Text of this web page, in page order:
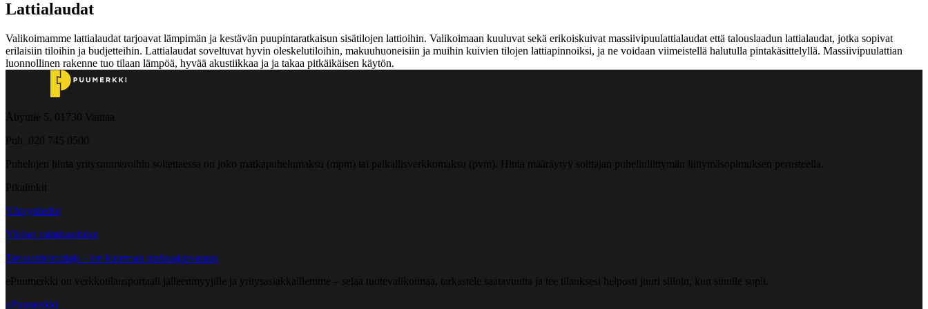
Lattialaudat
Valikoimamme lattialaudat tarjoavat lämpimän ja kestävän puupintaratkaisun sisätilojen lattioihin. Valikoimaan kuuluvat sekä erikoiskuivat massiivipuulattialaudat että talouslaadun lattialaudat, jotka sopivat
erilaisiin tiloihin ja budjetteihin. Lattialaudat soveltuvat hyvin oleskelutiloihin, makuuhuoneisiin ja muihin kuivien tilojen lattiapinnoiksi, ja ne voidaan viimeistellä halutulla pintakäsittelyllä. Massiivipuulattian
luonnollinen rakenne tuo tilaan lämpöä, hyvää akustiikkaa ja ja takaa pitkäikäisen käytön.
Åbyntie 5, 01730 Vantaa
Puh. 020 745 0500
Puhelujen hinta yritysnumeroihin soitettaessa on joko matkapuhelumaksu (mpm) tai paikallisverkkomaksu (pvm). Hinta määräytyy soittajan puhelinliittymän liittymäsopimuksen perusteella.
Pikalinkit
Yhteystiedot
Yleiset toimitusehdot
Tavarantoimittaja - tee kuorman purkuajanvaraus
ePuumerkki on verkkotilausportaali jälleenmyyjille ja yritysasiakkaillemme – selaa tuotevalikoimaa, tarkastele saatavuutta ja tee tilauksesi helposti juuri silloin, kun sinulle sopii.
ePuumerkki